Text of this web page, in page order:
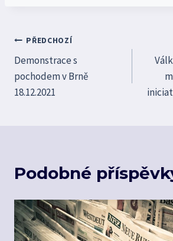
Navigace
pro
příspěvek
PŘEDCHOZÍ
Demonstrace s
pochodem v Brně
18.12.2021
Podobné